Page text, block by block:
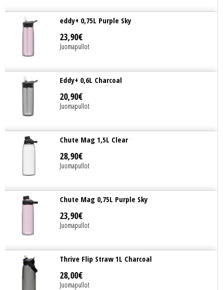
eddy+ 0,75L Purple Sky
23,90€
Juomapullot
Eddy+ 0,6L Charcoal
20,90€
Juomapullot
Chute Mag 1,5L Clear
28,90€
Juomapullot
Chute Mag 0,75L Purple Sky
23,90€
Juomapullot
Thrive Flip Straw 1L Charcoal
28,00€
Juomapullot